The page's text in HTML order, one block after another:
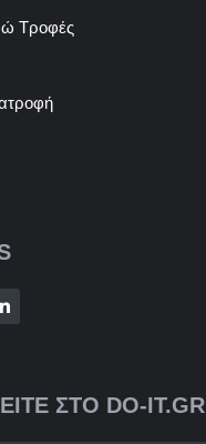
Τροφές
ΣΤΟ DO-IT.GR